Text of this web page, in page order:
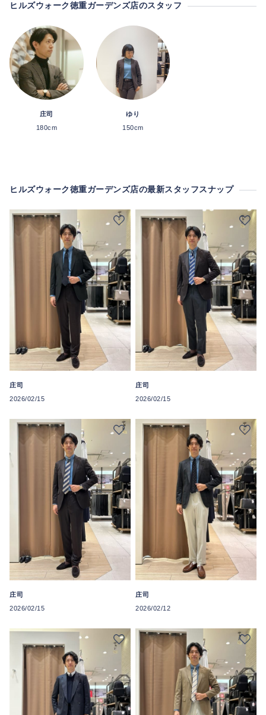
ヒルズウォーク徳重ガーデンズ店のスタッフ
庄司
180cm
ゆり
150cm
ヒルズウォーク徳重ガーデンズ店の最新スタッフスナップ
庄司
2026/02/15
庄司
2026/02/15
庄司
2026/02/15
庄司
2026/02/12